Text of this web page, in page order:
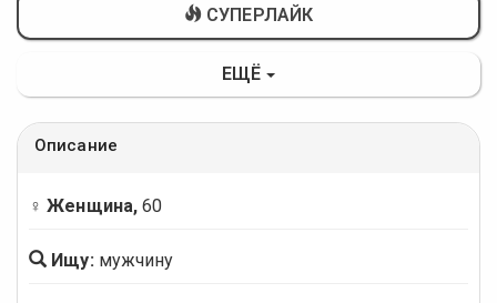
СУПЕРЛАЙК
ЕЩЁ
Описание
♀ Женщина, 60
Ищу: мужчину